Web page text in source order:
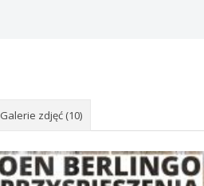
Galerie zdjęć (10)